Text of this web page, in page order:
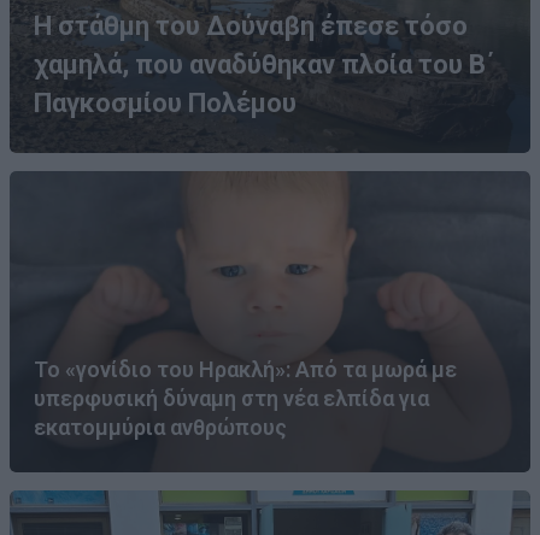
Η στάθμη του Δούναβη έπεσε τόσο
χαμηλά, που αναδύθηκαν πλοία του Β΄
Παγκοσμίου Πολέμου
Το «γονίδιο του Ηρακλή»: Από τα μωρά με
υπερφυσική δύναμη στη νέα ελπίδα για
εκατομμύρια ανθρώπους